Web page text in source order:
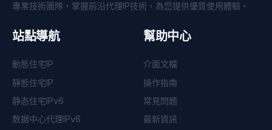
專業技術團隊，掌握前沿代理IP技術，為您提供優質使用體驗。
站點導航
動態住宅IP
靜態住宅IP
静态住宅IPv6
数据中心代理IPv6
幫助中心
介面文檔
操作指南
常見問題
最新資訊